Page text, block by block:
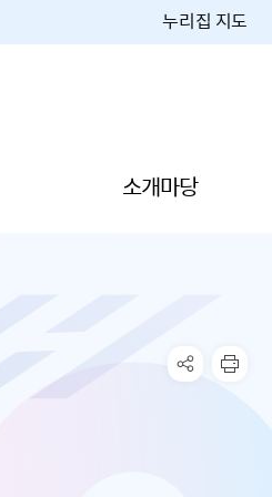
누리집 지도
소개마당